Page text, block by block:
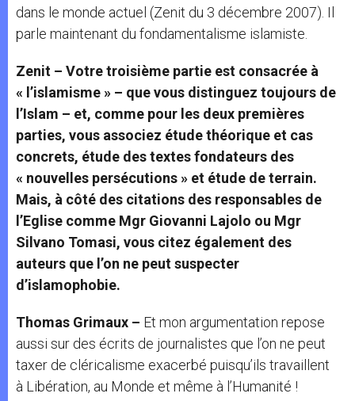
dans le monde actuel (Zenit du 3 décembre 2007). Il
parle maintenant du fondamentalisme islamiste.
Zenit – Votre troisième partie est consacrée à
« l’islamisme » – que vous distinguez toujours de
l’Islam – et, comme pour les deux premières
parties, vous associez étude théorique et cas
concrets, étude des textes fondateurs des
« nouvelles persécutions » et étude de terrain.
Mais, à côté des citations des responsables de
l’Eglise comme Mgr Giovanni Lajolo ou Mgr
Silvano Tomasi, vous citez également des
auteurs que l’on ne peut suspecter
d’islamophobie.
Thomas Grimaux – Et mon argumentation repose
aussi sur des écrits de journalistes que l’on ne peut
taxer de cléricalisme exacerbé puisqu’ils travaillent
à Libération, au Monde et même à l’Humanité !